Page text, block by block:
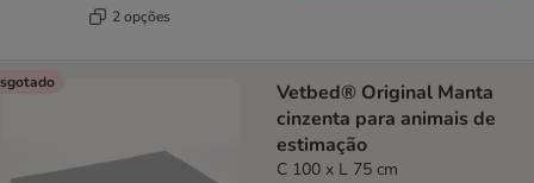
2 opções
Vetbed® Original Manta
cinzenta para animais de
estimação
C 100 x L 75 cm